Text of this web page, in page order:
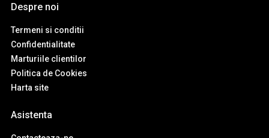
Despre noi
Termeni si conditii
Confidentialitate
Marturiile clientilor
Politica de Cookies
Harta site
Asistenta